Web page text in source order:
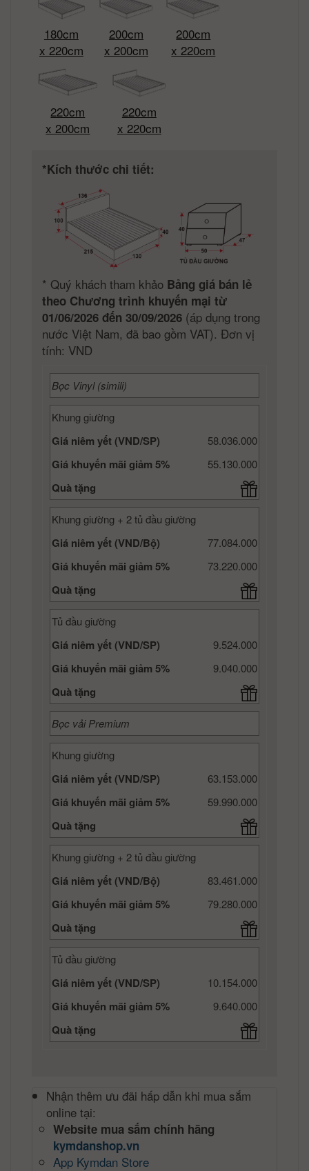
180cm
x 220cm
200cm
x 200cm
200cm
x 220cm
220cm
x 200cm
220cm
x 220cm
*Kích thước chi tiết:
* Quý khách tham khảo Bảng giá bán lẻ
theo Chương trình khuyến mại từ
01/06/2026 đến 30/09/2026 (áp dụng trong
nước Việt Nam, đã bao gồm VAT). Đơn vị
tính: VND
Bọc Vinyl (simili)
Khung giường
58.036.000
Giá niêm yết (VND/SP)
55.130.000
Giá khuyến mãi giảm 5%
Quà tặng
Khung giường + 2 tủ đầu giường
77.084.000
Giá niêm yết (VND/Bộ)
73.220.000
Giá khuyến mãi giảm 5%
Quà tặng
Tủ đầu giường
9.524.000
Giá niêm yết (VND/SP)
9.040.000
Giá khuyến mãi giảm 5%
Quà tặng
Bọc vải Premium
Khung giường
63.153.000
Giá niêm yết (VND/SP)
59.990.000
Giá khuyến mãi giảm 5%
Quà tặng
Khung giường + 2 tủ đầu giường
83.461.000
Giá niêm yết (VND/Bộ)
79.280.000
Giá khuyến mãi giảm 5%
Quà tặng
Tủ đầu giường
10.154.000
Giá niêm yết (VND/SP)
9.640.000
Giá khuyến mãi giảm 5%
Quà tặng
Nhận thêm ưu đãi hấp dẫn khi mua sắm
online tại:
Website mua sắm chính hãng
kymdanshop.vn
App Kymdan Store